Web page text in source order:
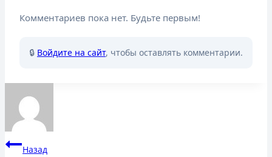
Комментариев пока нет. Будьте первым!
🔒 Войдите на сайт, чтобы оставлять комментарии.
Навигация
Назад